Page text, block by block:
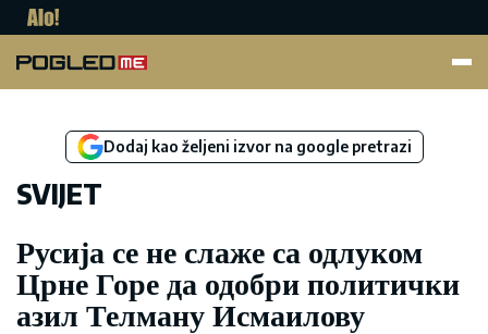
Dodaj kao željeni izvor na google pretrazi
SVIJET
Русија се не слаже са одлуком
Црне Горе да одобри политички
азил Телману Исмаилову